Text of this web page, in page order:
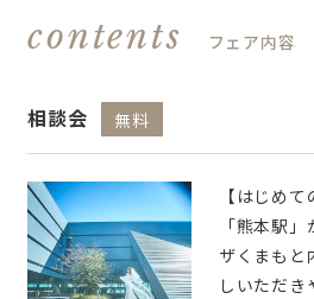
contents フェア内容
相談会 無料
【はじめ
「熊本駅
ザくまもと
しいただ